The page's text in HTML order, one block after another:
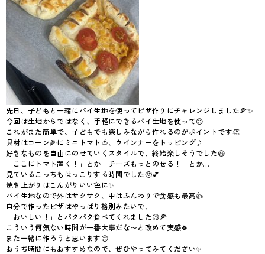
先日、子どもと一緒にパイ生地を使ってピザ作りにチャレンジしました🍕✨
今回は生地からではなく、手軽にできるパイ生地を使って😊
これがまた簡単で、子どもでも楽しみながら作れるのがポイントです👏
具材はコーン🌽にミニトマト🍅、ウインナーをトッピング♪
好きなものを自由にのせていくスタイルで、終始楽しそうでした😆
「ここにトマト置く！」とか「チーズもっとのせる！」とか…
見ているこっちもほっこりする時間でした🥹💕
焼き上がりはこんがりいい色に✨
パイ生地なので外はサクサク、中はふんわりで食感も最高👍
自分で作ったピザはやっぱり格別みたいで、
「おいしい！」とパクパク食べてくれました😋🍕
こういう何気ない時間が一番大事だな〜と改めて実感🍀
また一緒に作ろうと思います😊
おうち時間にもおすすめなので、ぜひやってみてください✨